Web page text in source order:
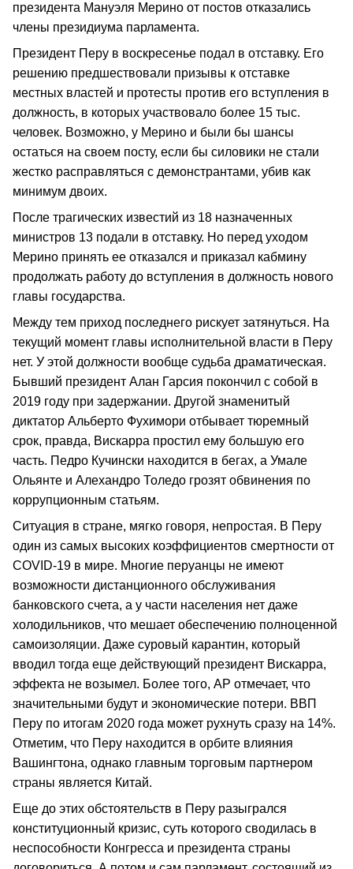
президента Мануэля Мерино от постов отказались
члены президиума парламента.
Президент Перу в воскресенье подал в отставку. Его
решению предшествовали призывы к отставке
местных властей и протесты против его вступления в
должность, в которых участвовало более 15 тыс.
человек. Возможно, у Мерино и были бы шансы
остаться на своем посту, если бы силовики не стали
жестко расправляться с демонстрантами, убив как
минимум двоих.
После трагических известий из 18 назначенных
министров 13 подали в отставку. Но перед уходом
Мерино принять ее отказался и приказал кабмину
продолжать работу до вступления в должность нового
главы государства.
Между тем приход последнего рискует затянуться. На
текущий момент главы исполнительной власти в Перу
нет. У этой должности вообще судьба драматическая.
Бывший президент Алан Гарсия покончил с собой в
2019 году при задержании. Другой знаменитый
диктатор Альберто Фухимори отбывает тюремный
срок, правда, Вискарра простил ему большую его
часть. Педро Кучински находится в бегах, а Умале
Ольянте и Алехандро Толедо грозят обвинения по
коррупционным статьям.
Ситуация в стране, мягко говоря, непростая. В Перу
один из самых высоких коэффициентов смертности от
COVID-19 в мире. Многие перуанцы не имеют
возможности дистанционного обслуживания
банковского счета, а у части населения нет даже
холодильников, что мешает обеспечению полноценной
самоизоляции. Даже суровый карантин, который
вводил тогда еще действующий президент Вискарра,
эффекта не возымел. Более того, АР отмечает, что
значительными будут и экономические потери. ВВП
Перу по итогам 2020 года может рухнуть сразу на 14%.
Отметим, что Перу находится в орбите влияния
Вашингтона, однако главным торговым партнером
страны является Китай.
Еще до этих обстоятельств в Перу разыгрался
конституционный кризис, суть которого сводилась в
неспособности Конгресса и президента страны